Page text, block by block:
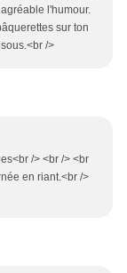
l'humour.
sur ton
/>
/> <br /> <br
en riant.<br />